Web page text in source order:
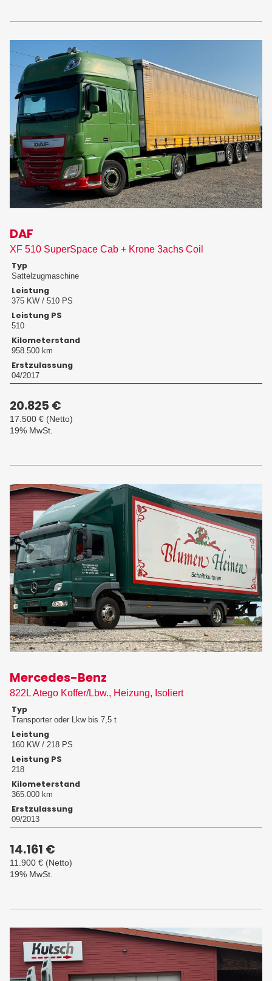
DAF
XF 510 SuperSpace Cab + Krone 3achs Coil
Typ
Sattelzugmaschine
Leistung
375 KW / 510 PS
Leistung PS
510
Kilometerstand
958.500 km
Erstzulassung
04/2017
20.825 €
17.500 € (Netto)
19% MwSt.
Mercedes-Benz
822L Atego Koffer/Lbw., Heizung, Isoliert
Typ
Transporter oder Lkw bis 7,5 t
Leistung
160 KW / 218 PS
Leistung PS
218
Kilometerstand
365.000 km
Erstzulassung
09/2013
14.161 €
11.900 € (Netto)
19% MwSt.